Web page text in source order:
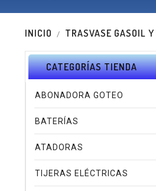
INICIO TRASVASE GASOIL Y
CATEGORÍAS TIENDA
ABONADORA GOTEO
BATERÍAS
ATADORAS
TIJERAS ELÉCTRICAS